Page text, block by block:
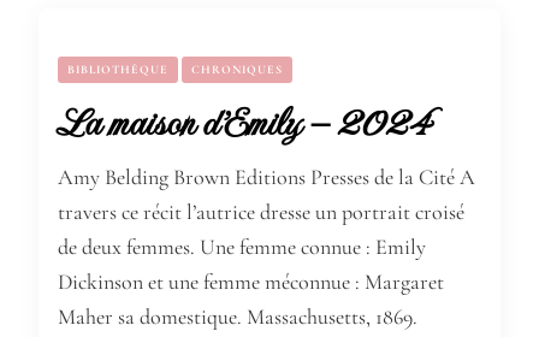
BIBLIOTHÈQUE CHRONIQUES
La maison d’Emily – 2024
Amy Belding Brown Editions Presses de la Cité A
travers ce récit l’autrice dresse un portrait croisé
de deux femmes. Une femme connue : Emily
Dickinson et une femme méconnue : Margaret
Maher sa domestique. Massachusetts, 1869.